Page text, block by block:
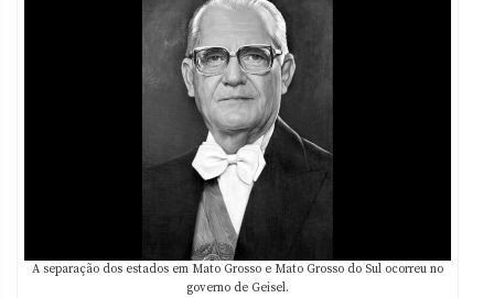
A separação dos estados em Mato Grosso e Mato Grosso do Sul ocorreu no
governo de Geisel.